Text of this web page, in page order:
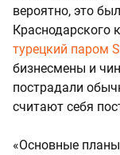
вероятно, это
Краснодарского
турецкий паром
бизнесмены и
пострадали
считают себя
«Основные